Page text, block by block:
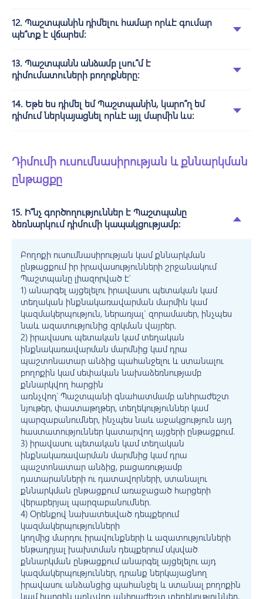
12. Պաշտպանին դիմելու համար որևէ գումար
պե՞տք է վճարեմ:
13. Պաշտպանն անձամբ լսու՞մ է
դիմումատուների բողոքները:
14. Եթե ես դիմել եմ Պաշտպանին, կարո՞ղ եմ
դիմում ներկայացնել որևէ այլ մարմին ևս:
Դիմումի ուսումնասիրության և քննարկման
ընթացքը
15. Ի՞նչ գործողություններ է Պաշտպանը
ձեռնարկում դիմումի կապակցությամբ:
Բողոքի ուսումնասիրության կամ քննարկման
ընթացքում իր իրավասությունների շրջանակում
Պաշտպանը լիազորված է՝
1) անարգել այցելելու իրավասու պետական կամ
տեղական ինքնակառավարման մարմին կամ
կազմակերպություն, ներառյալ` զորամասեր, ինչպես
նաև ազատությունից զրկման վայրեր.
2) իրավասու պետական կամ տեղական
ինքնակառավարման մարմնից կամ դրա
պաշտոնատար անձից պահանջելու և ստանալու
բողոքին կամ սեփական նախաձեռնությամբ
քննարկվող հարցին
առնչվող՝ Պաշտպանի գնահատմամբ անհրաժեշտ
նյութեր, փաստաթղթեր, տեղեկություններ կամ
պարզաբանումներ, ինչպես նաև աջակցություն այդ
հաստատություններ կատարվող այցերի ընթացքում.
3) իրավասու պետական կամ տեղական
ինքնակառավարման մարմնից կամ դրա
պաշտոնատար անձից, բացառությամբ
դատարանների ու դատավորների, ստանալու
քննարկման ընթացքում առաջացած հարցերի
վերաբերյալ պարզաբանումներ.
4) Օրենքով նախատեսված դեպքերում
կազմակերպությունների
կողմից մարդու իրավունքների և ազատությունների
ենթադրյալ խախտման դեպքերում սկսված
քննարկման ընթացքում անարգել այցելելու այդ
կազմակերպություններ, դրանք ներկայացնող
իրավասու անձանցից պահանջել և ստանալ բողոքին
կամ հարցին առնչվող անհրաժեշտ տեղեկություններ,